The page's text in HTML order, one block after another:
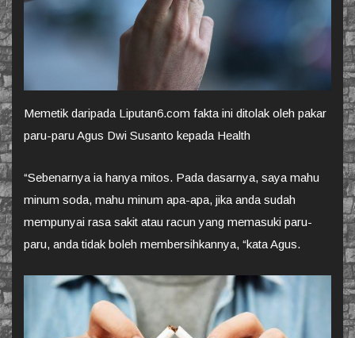
Memetik daripada Liputan6.com fakta ini ditolak oleh pakar
paru-paru Agus Dwi Susanto kepada Health
“Sebenarnya ia hanya mitos. Pada dasarnya, saya mahu
minum soda, mahu minum apa-apa, jika anda sudah
mempunyai rasa sakit atau racun yang memasuki paru-
paru, anda tidak boleh membersihkannya, “kata Agus.